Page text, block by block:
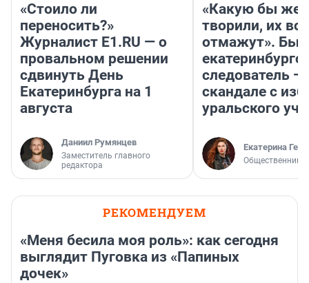
«Стоило ли
переносить?»
Журналист E1.RU — о
провальном решении
сдвинуть День
Екатеринбурга на 1
августа
Даниил Румянцев
Заместитель главного
редактора
«Какую бы
творили, их
отмажут».
следователь —
скандале с
уральского
Екатерина
Общественник
РЕКОМЕНДУЕМ
«Меня бесила моя роль»: как сегодня
выглядит Пуговка из «Папиных
дочек»